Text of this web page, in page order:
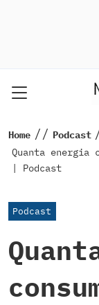
Home // Podcast
Quanta
| Podcast
Podcast